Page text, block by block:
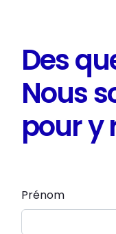
Des
Nous
pour y
Prénom